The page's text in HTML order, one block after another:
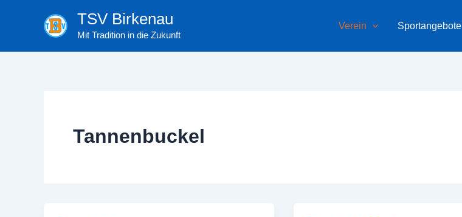
TSV Birkenau
Mit Tradition in die Zukunft
Verein Sportangebote
Tannenbuckel